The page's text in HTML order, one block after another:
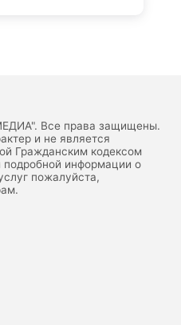
Все права защищены.
и не является
Гражданским кодексом
информации о
пожалуйста,